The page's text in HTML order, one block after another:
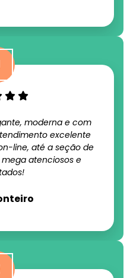
moderna e com
excelente
line, até a seção de
mega atenciosos e